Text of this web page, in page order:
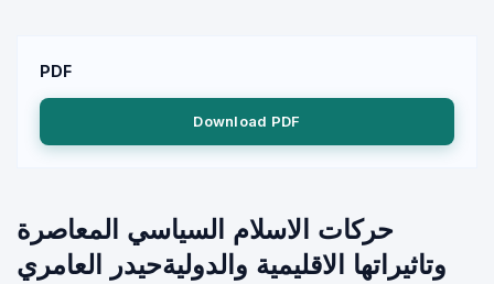
PDF
Download PDF
حركات الاسلام السياسي المعاصرة
وتاثيراتها الاقليمية والدوليةحيدر العامري